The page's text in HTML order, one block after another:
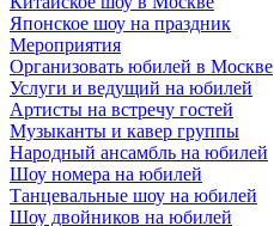
Японское шоу на праздник
Мероприятия
Организовать юбилей в Москве
Услуги и ведущий на юбилей
Артисты на встречу гостей
Музыканты и кавер группы
Народный ансамбль на юбилей
Шоу номера на юбилей
Танцевальные шоу на юбилей
Шоу двойников на юбилей